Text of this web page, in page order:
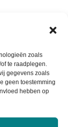
zoals
te raadplegen.
gegevens zoals
geen toestemming
hebben op